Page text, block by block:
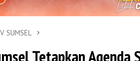
SUMSEL
Tetapkan Agenda